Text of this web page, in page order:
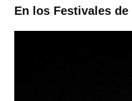
En los Festivales de